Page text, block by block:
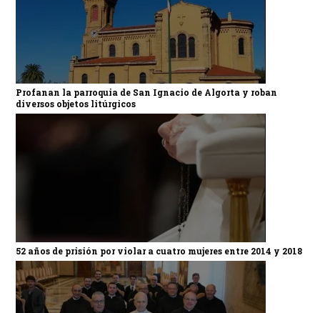
Profanan la parroquia de San Ignacio de Algorta y roban
diversos objetos litúrgicos
52 años de prisión por violar a cuatro mujeres entre 2014 y 2018